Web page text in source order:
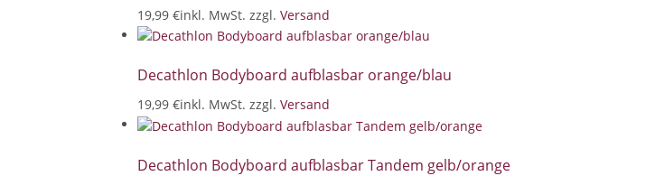
19,99 €inkl. MwSt. zzgl. Versand
Decathlon Bodyboard aufblasbar orange/blau
19,99 €inkl. MwSt. zzgl. Versand
Decathlon Bodyboard aufblasbar Tandem gelb/orange